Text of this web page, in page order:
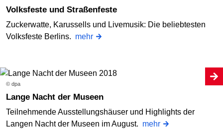
Volksfeste und Straßenfeste
Zuckerwatte, Karussells und Livemusik: Die beliebtesten
Volksfeste Berlins. mehr
© dpa
Lange Nacht der Museen
Teilnehmende Ausstellungshäuser und Highlights der
Langen Nacht der Museen im August. mehr